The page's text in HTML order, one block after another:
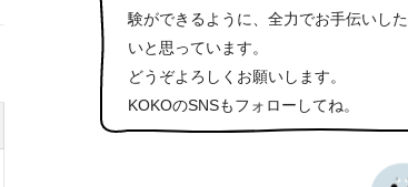
験ができるように、全力でお手伝いした
いと思っています。
どうぞよろしくお願いします。
KOKOのSNSもフォローしてね。